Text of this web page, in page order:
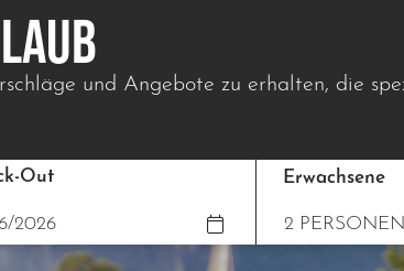
und Angebote zu erhalten, die
Out Erwachsene